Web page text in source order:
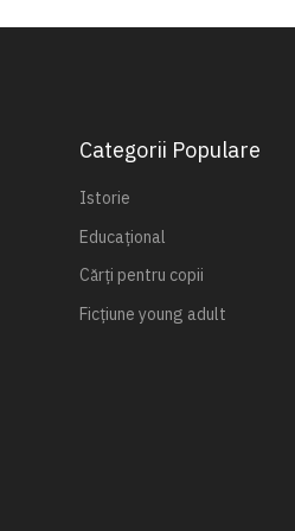
Categorii Populare
Istorie
Educațional
Cărți pentru copii
Ficțiune young adult